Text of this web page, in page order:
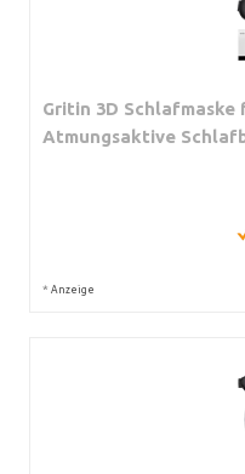
Gritin 3D
Atmungsaktive
* Anzeige